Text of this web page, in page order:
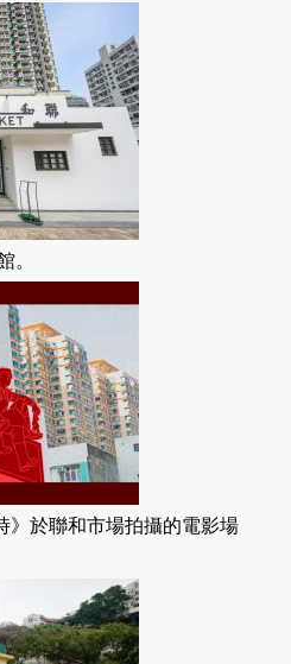
。
》於聯和市場拍攝的電影場